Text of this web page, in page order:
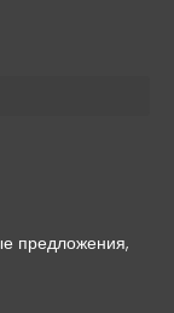
предложения,